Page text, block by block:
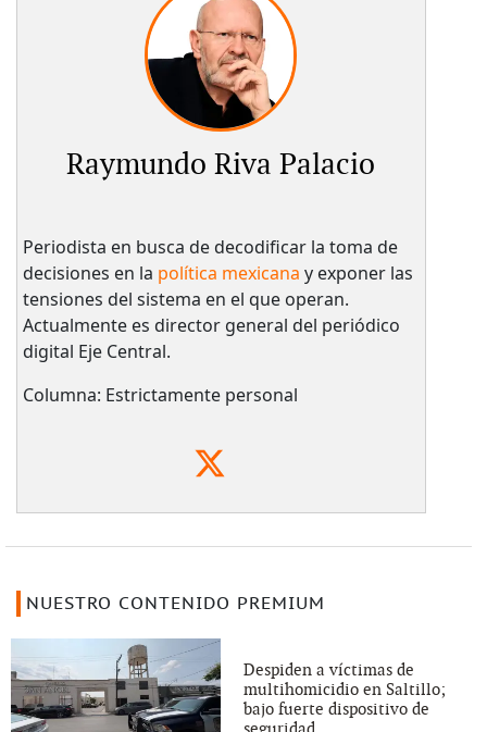
Raymundo Riva Palacio
Periodista en busca de decodificar la toma de
decisiones en la política mexicana y exponer las
tensiones del sistema en el que operan.
Actualmente es director general del periódico
digital Eje Central.
Columna: Estrictamente personal
NUESTRO CONTENIDO PREMIUM
Despiden a víctimas de
multihomicidio en Saltillo;
bajo fuerte dispositivo de